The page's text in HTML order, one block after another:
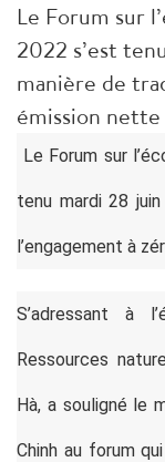
Le Forum sur
2022 s’est
manière de
émission
Le Forum sur
tenu mardi 28
l’engagement à
S’adressant à
Ressources
Hà, a souligné le
Chinh au forum